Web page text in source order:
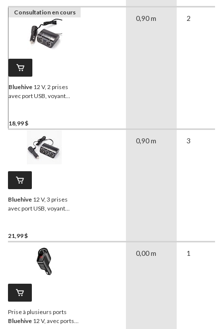
Consultation en cours
Bluehive 12 V, 2 prises
avec port USB, voyant
18,99 $
0,90 m 2
Bluehive 12 V, 3 prises
avec port USB, voyant
21,99 $
0,90 m 3
Prise à plusieurs ports
Bluehive 12 V, avec ports
0,00 m 1